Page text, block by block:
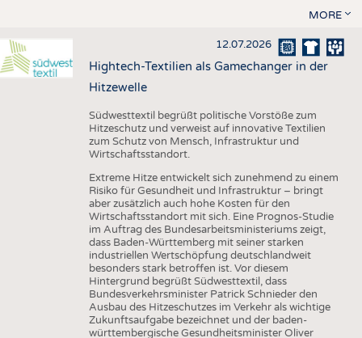
MORE
12.07.2026
Hightech-Textilien als Gamechanger in der
Hitzewelle
Südwesttextil begrüßt politische Vorstöße zum
Hitzeschutz und verweist auf innovative Textilien
zum Schutz von Mensch, Infrastruktur und
Wirtschaftsstandort.
Extreme Hitze entwickelt sich zunehmend zu einem
Risiko für Gesundheit und Infrastruktur – bringt
aber zusätzlich auch hohe Kosten für den
Wirtschaftsstandort mit sich. Eine Prognos-Studie
im Auftrag des Bundesarbeitsministeriums zeigt,
dass Baden-Württemberg mit seiner starken
industriellen Wertschöpfung deutschlandweit
besonders stark betroffen ist. Vor diesem
Hintergrund begrüßt Südwesttextil, dass
Bundesverkehrsminister Patrick Schnieder den
Ausbau des Hitzeschutzes im Verkehr als wichtige
Zukunftsaufgabe bezeichnet und der baden-
württembergische Gesundheitsminister Oliver